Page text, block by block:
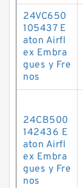
24VC650
105437 E
aton Airfl
ex Embra
gues y Fre
nos
24CB500
142436 E
aton Airfl
ex Embra
gues y Fre
nos